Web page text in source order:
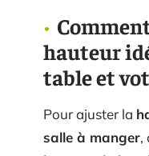
hauteur
table et
Pour ajuster la
salle à manger,